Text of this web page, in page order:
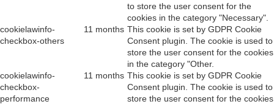
to store the user consent for the
cookies in the category "Necessary".
cookielawinfo-
checkbox-others
11 months This cookie is set by GDPR Cookie
Consent plugin. The cookie is used to
store the user consent for the cookies
in the category "Other.
cookielawinfo-
checkbox-
performance
11 months This cookie is set by GDPR Cookie
Consent plugin. The cookie is used to
store the user consent for the cookies